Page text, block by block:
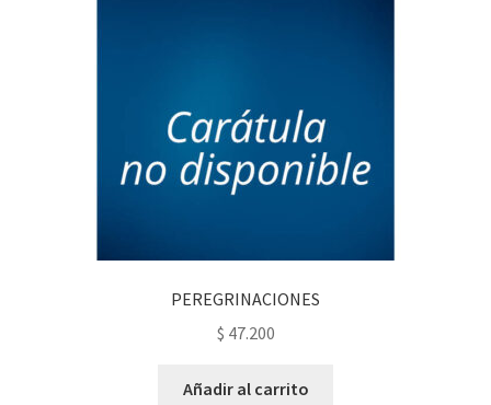
PEREGRINACIONES
$ 47.200
Añadir al carrito